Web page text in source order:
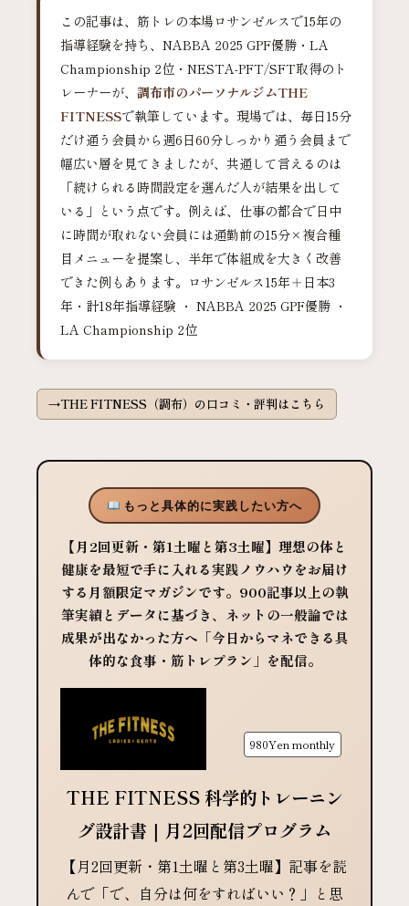
この記事は、筋トレの本場ロサンゼルスで15年の
指導経験を持ち、NABBA 2025 GPF優勝・LA
Championship 2位・NESTA-PFT/SFT取得のト
レーナーが、 調布市のパーソナルジムTHE
FITNESSで執筆しています。現場では、毎日15分
だけ通う会員から週6日60分しっかり通う会員まで
幅広い層を見てきましたが、共通して言えるのは
「続けられる時間設定を選んだ人が結果を出して
いる」という点です。例えば、仕事の都合で日中
に時間が取れない会員には通勤前の15分×複合種
目メニューを提案し、半年で体組成を大きく改善
できた例もあります。ロサンゼルス15年＋日本3
年・計18年指導経験 ・ NABBA 2025 GPF優勝 ・
LA Championship 2位
THE FITNESS（調布）の口コミ・評判はこちら
もっと具体的に実践したい方へ
【月2回更新・第1土曜と第3土曜】理想の体と
健康を最短で手に入れる実践ノウハウをお届け
する月額限定マガジンです。900記事以上の執
筆実績とデータに基づき、ネットの一般論では
成果が出なかった方へ「今日からマネできる具
体的な食事・筋トレプラン」を配信。
980Yen monthly
THE FITNESS 科学的トレーニン
グ設計書｜月2回配信プログラム
【月2回更新・第1土曜と第3土曜】記事を読
んで「で、自分は何をすればいい？」と思